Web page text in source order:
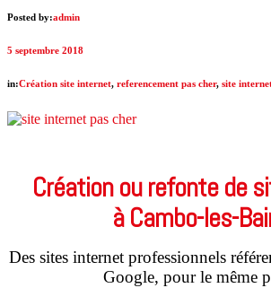
Posted by:admin
5 septembre 2018
in:Création site internet, referencement pas cher, site
Création ou refonte de
à Cambo-les-
Des sites internet professionnels
Google, pour le même